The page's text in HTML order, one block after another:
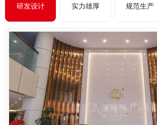
研发设计 实力雄厚 规范生产